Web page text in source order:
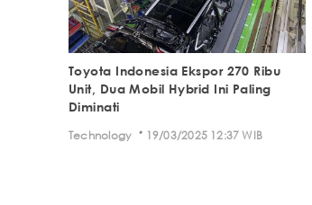
Toyota Indonesia Ekspor 270 Ribu
Unit, Dua Mobil Hybrid Ini Paling
Diminati
Technology · 19/03/2025 12:37 WIB